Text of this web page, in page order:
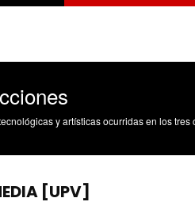
y artísticas ocurridas en los tres